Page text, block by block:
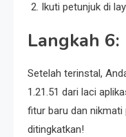
Ikuti petunjuk di
Langkah
Setelah terinstal,
1.21.51 dari laci
fitur baru dan
ditingkatkan!